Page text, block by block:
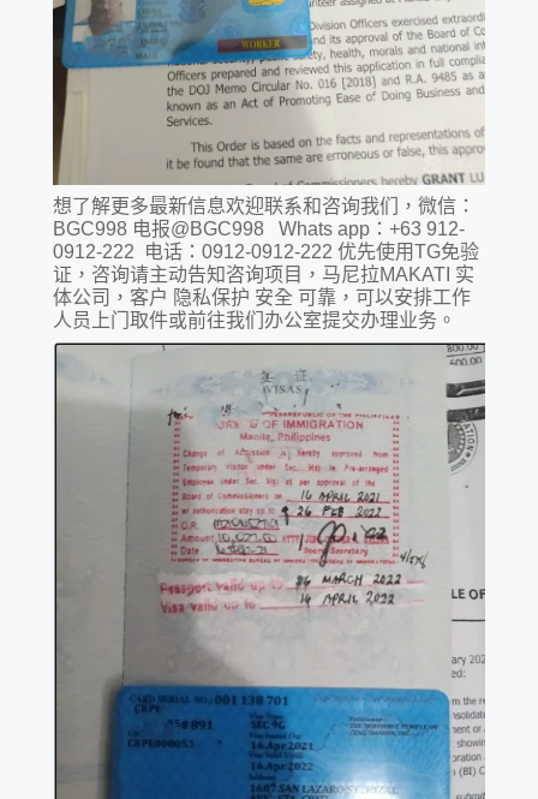
想了解更多最新信息欢迎联系和咨询我们，微信：
BGC998 电报@BGC998 Whats app：+63 912-
0912-222 电话：0912-0912-222 优先使用TG免验
证，咨询请主动告知咨询项目，马尼拉MAKATI 实
体公司，客户 隐私保护 安全 可靠，可以安排工作
人员上门取件或前往我们办公室提交办理业务。